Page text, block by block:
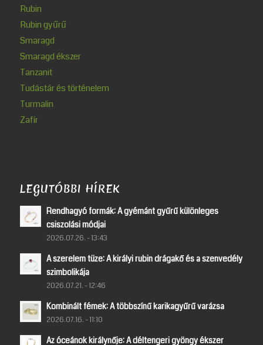
Rubin
Rubin gyűrű
Smaragd
Smaragd ékszer
Tanzanit
Tudástár és történelem
Turmalin
Zafír
LEGUTÓBBI HÍREK
Rendhagyó formák: A gyémánt gyűrű különleges
csiszolási módjai
2026.07.26. - 13:43
A szerelem tüze: A királyi rubin drágakő és a szenvedély
szimbolikája
2026.07.21. - 12:46
Kombinált fémek: A többszínű karikagyűrű varázsa
2026.07.16. - 11:10
Az óceánok királynője: A déltengeri gyöngy ékszer